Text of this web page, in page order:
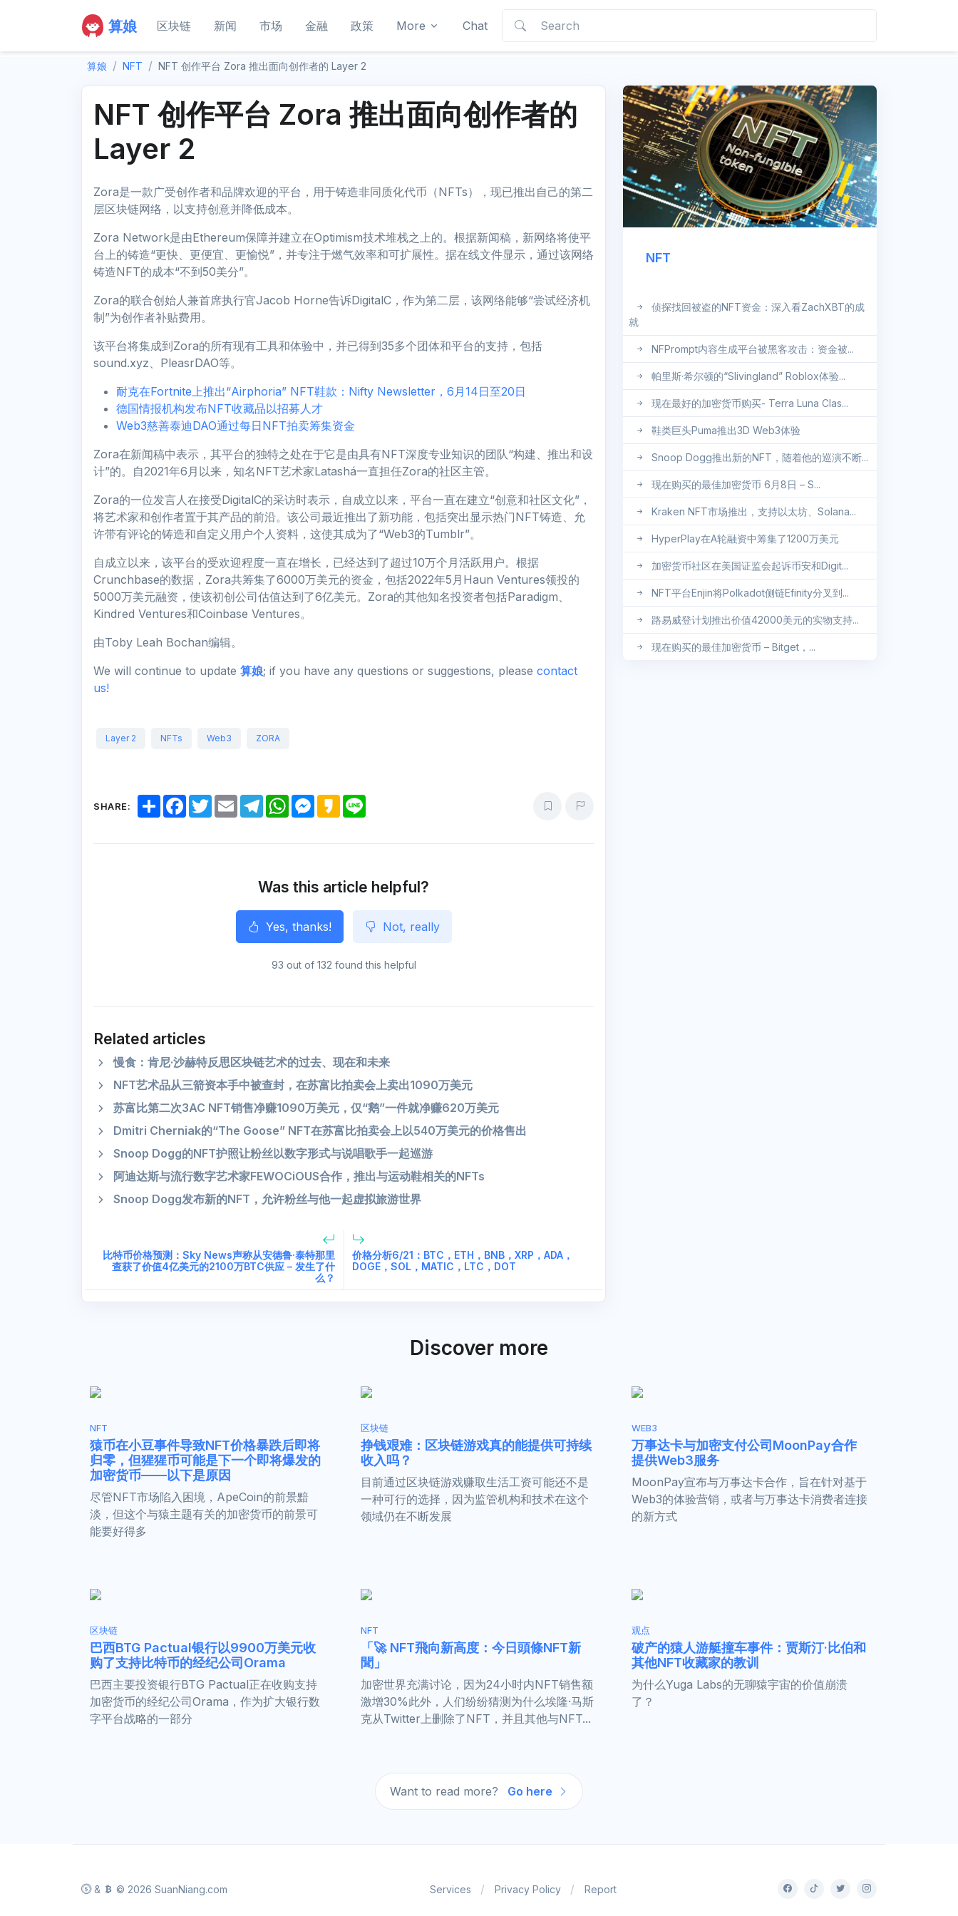
算娘 区块链 新闻 市场 金融 政策 More Chat
算娘 NFT NFT 创作平台 Zora 推出面向创作者的 Layer 2
NFT 创作平台 Zora 推出面向创作者的
Layer 2
Zora是一款广受创作者和品牌欢迎的平台，用于铸造非同质化代币（NFTs），现已推出自己的第二
层区块链网络，以支持创意并降低成本。
Zora Network是由Ethereum保障并建立在Optimism技术堆栈之上的。根据新闻稿，新网络将使平
台上的铸造“更快、更便宜、更愉悦”，并专注于燃气效率和可扩展性。据在线文件显示，通过该网络
铸造NFT的成本“不到50美分”。
Zora的联合创始人兼首席执行官Jacob Horne告诉DigitalC，作为第二层，该网络能够“尝试经济机
制”为创作者补贴费用。
该平台将集成到Zora的所有现有工具和体验中，并已得到35多个团体和平台的支持，包括
sound.xyz、PleasrDAO等。
耐克在Fortnite上推出“Airphoria” NFT鞋款：Nifty Newsletter，6月14日至20日
德国情报机构发布NFT收藏品以招募人才
Web3慈善泰迪DAO通过每日NFT拍卖筹集资金
Zora在新闻稿中表示，其平台的独特之处在于它是由具有NFT深度专业知识的团队“构建、推出和设
计”的。自2021年6月以来，知名NFT艺术家Latashá一直担任Zora的社区主管。
Zora的一位发言人在接受DigitalC的采访时表示，自成立以来，平台一直在建立“创意和社区文化”，
将艺术家和创作者置于其产品的前沿。该公司最近推出了新功能，包括突出显示热门NFT铸造、允
许带有评论的铸造和自定义用户个人资料，这使其成为了“Web3的Tumblr”。
自成立以来，该平台的受欢迎程度一直在增长，已经达到了超过10万个月活跃用户。根据
Crunchbase的数据，Zora共筹集了6000万美元的资金，包括2022年5月Haun Ventures领投的
5000万美元融资，使该初创公司估值达到了6亿美元。Zora的其他知名投资者包括Paradigm、
Kindred Ventures和Coinbase Ventures。
由Toby Leah Bochan编辑。
We will continue to update 算娘; if you have any questions or suggestions, please contact
us!
Layer 2 NFTs Web3 ZORA
SHARE:
S
h
F
a
T
w
E
m
T
e
m
W
h
p
M
e
e
r
K
a
Was this article helpful?
Yes, thanks! Not, really
93 out of 132 found this helpful
Related articles
慢食：肯尼·沙赫特反思区块链艺术的过去、现在和未来
NFT艺术品从三箭资本手中被查封，在苏富比拍卖会上卖出1090万美元
苏富比第二次3AC NFT销售净赚1090万美元，仅“鹅”一件就净赚620万美元
Dmitri Cherniak的“The Goose” NFT在苏富比拍卖会上以540万美元的价格售出
Snoop Dogg的NFT护照让粉丝以数字形式与说唱歌手一起巡游
阿迪达斯与流行数字艺术家FEWOCiOUS合作，推出与运动鞋相关的NFTs
Snoop Dogg发布新的NFT，允许粉丝与他一起虚拟旅游世界
比特币价格预测：Sky News声称从安德鲁·泰特那里
查获了价值4亿美元的2100万BTC供应 – 发生了什
么？
价格分析6/21：BTC，ETH，BNB，XRP，ADA，
DOGE，SOL，MATIC，LTC，DOT
NFT
侦探找回被盗的NFT资金：深入看ZachXBT的成
就
NFPrompt内容生成平台被黑客攻击：资金被...
帕里斯·希尔顿的“Slivingland” Roblox体验...
现在最好的加密货币购买- Terra Luna Clas...
鞋类巨头Puma推出3D Web3体验
Snoop Dogg推出新的NFT，随着他的巡演不断...
现在购买的最佳加密货币 6月8日 – S...
Kraken NFT市场推出，支持以太坊、Solana...
HyperPlay在A轮融资中筹集了1200万美元
加密货币社区在美国证监会起诉币安和Digit...
NFT平台Enjin将Polkadot侧链Efinity分叉到...
路易威登计划推出价值42000美元的实物支持...
现在购买的最佳加密货币 – Bitget，...
Discover more
NFT
猿币在小豆事件导致NFT价格暴跌后即将
归零，但猩猩币可能是下一个即将爆发的
加密货币——以下是原因
尽管NFT市场陷入困境，ApeCoin的前景黯
淡，但这个与猿主题有关的加密货币的前景可
能要好得多
区块链
挣钱艰难：区块链游戏真的能提供可持续
收入吗？
目前通过区块链游戏赚取生活工资可能还不是
一种可行的选择，因为监管机构和技术在这个
领域仍在不断发展
WEB3
万事达卡与加密支付公司MoonPay合作
提供Web3服务
MoonPay宣布与万事达卡合作，旨在针对基于
Web3的体验营销，或者与万事达卡消费者连接
的新方式
区块链
巴西BTG Pactual银行以9900万美元收
购了支持比特币的经纪公司Orama
巴西主要投资银行BTG Pactual正在收购支持
加密货币的经纪公司Orama，作为扩大银行数
字平台战略的一部分
NFT
「🚀 NFT飛向新高度：今日頭條NFT新
聞」
加密世界充满讨论，因为24小时内NFT销售额
激增30%此外，人们纷纷猜测为什么埃隆·马斯
克从Twitter上删除了NFT，并且其他与NFT...
观点
破产的猿人游艇撞车事件：贾斯汀·比伯和
其他NFT收藏家的教训
为什么Yuga Labs的无聊猿宇宙的价值崩溃
了？
Want to read more? Go here
& © 2026 SuanNiang.com Services Privacy Policy Report